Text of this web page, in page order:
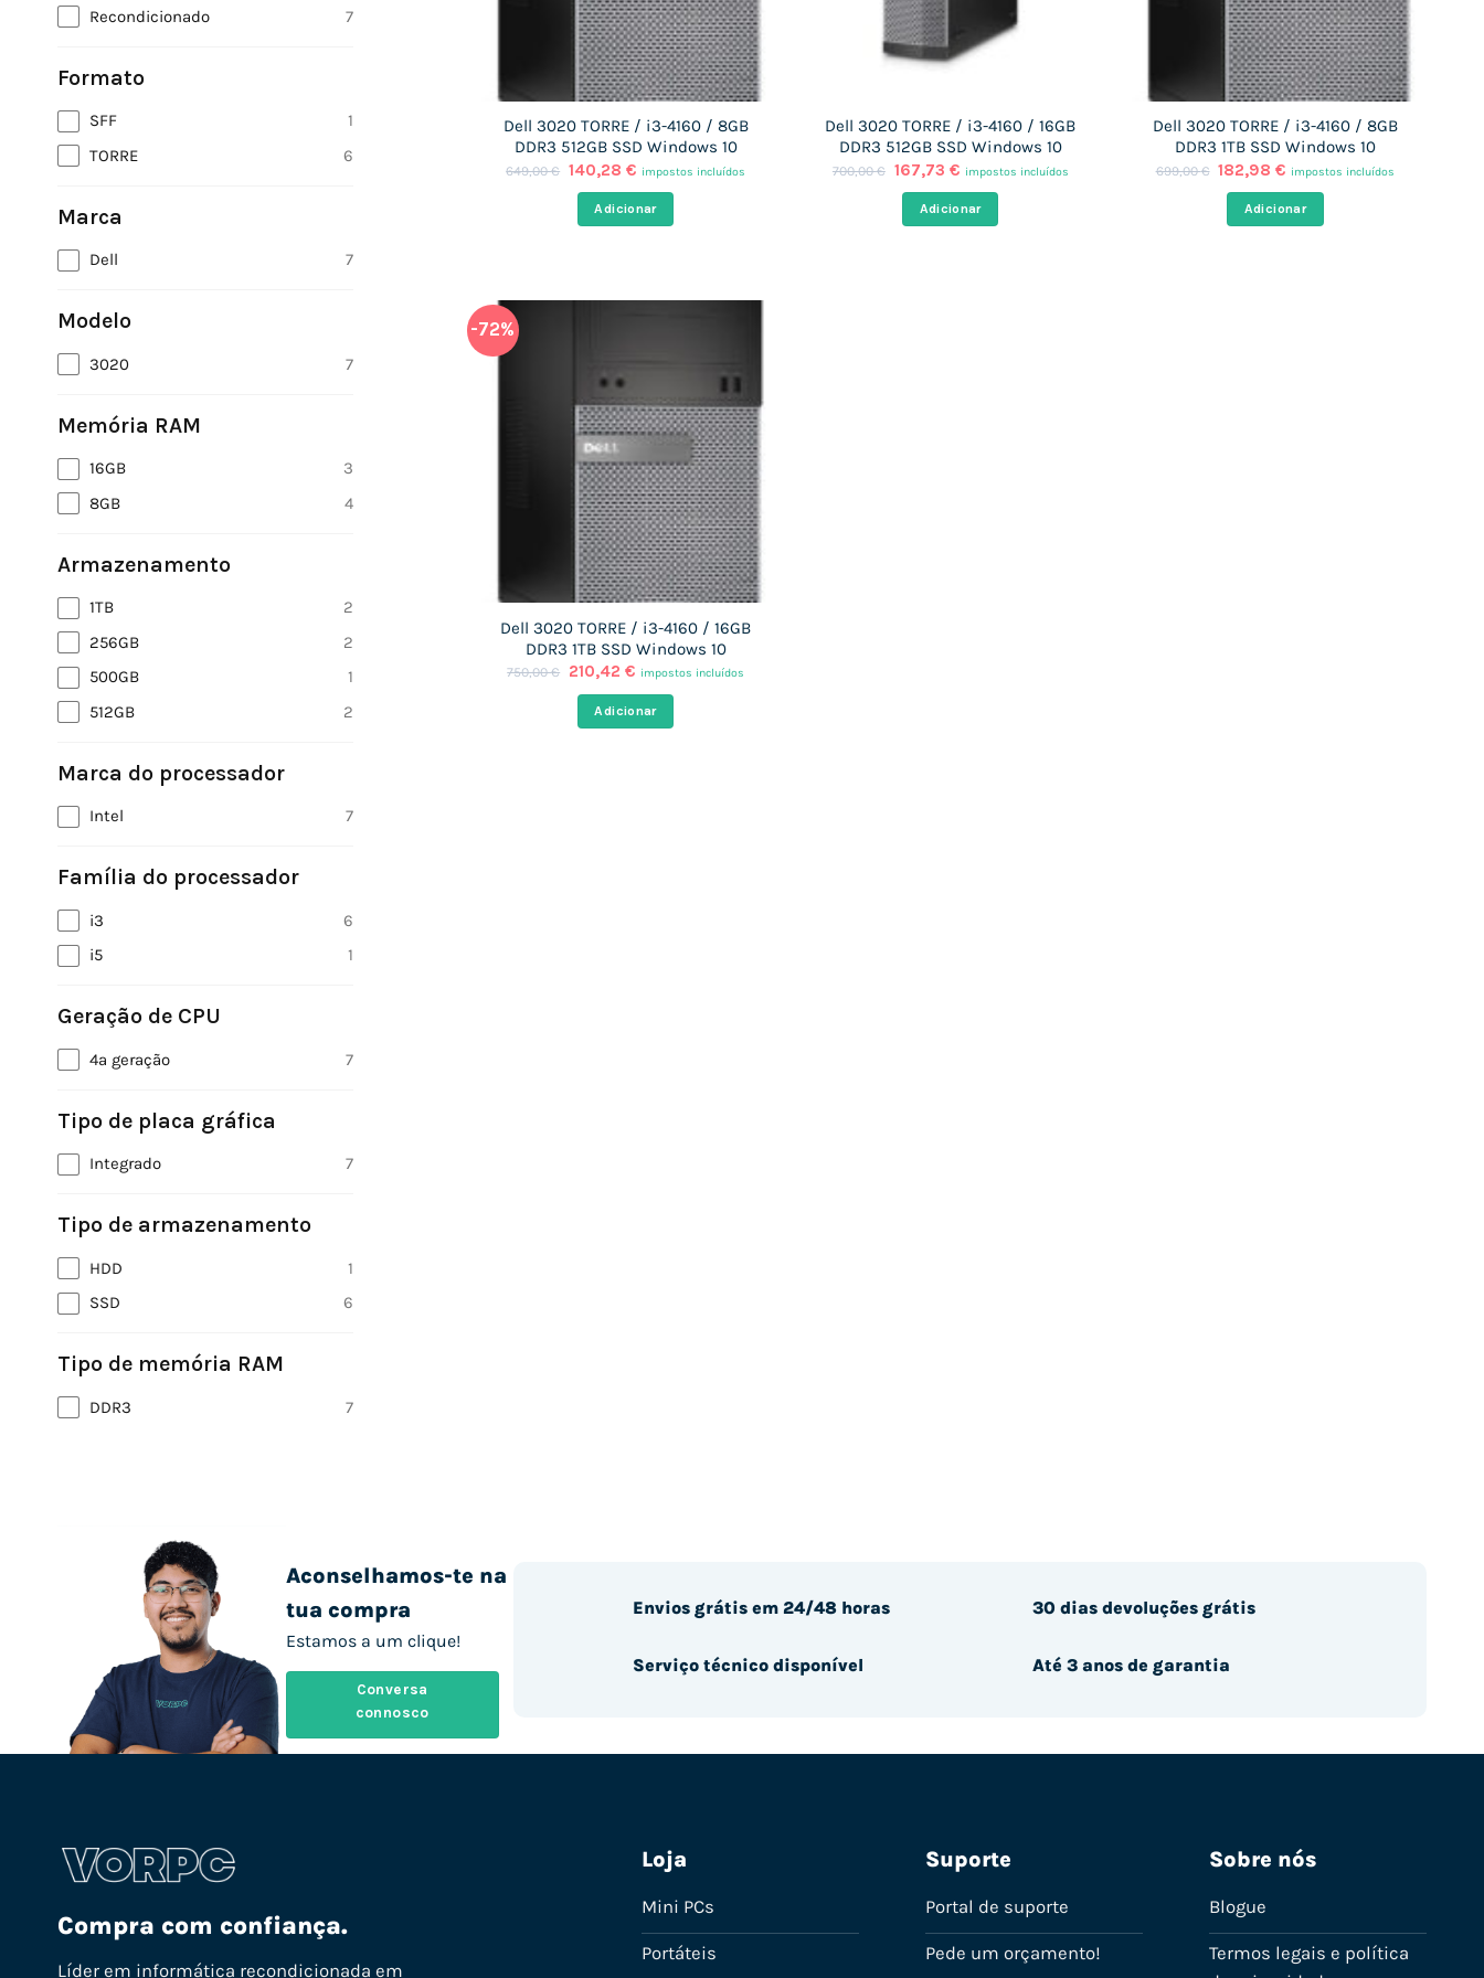
Recondicionado 7
Formato
SFF
1
TORRE
6
Marca
Dell 7
Modelo
3020 7
Memória RAM
16GB
3
8GB
4
Armazenamento
1TB
2
256GB
2
500GB
1
512GB
2
Marca do processador
Intel 7
Família do processador
i3
6
i5
1
Geração de CPU
4ª geração 7
Tipo de placa gráfica
Integrado 7
Tipo de armazenamento
HDD
1
SSD
6
Tipo de memória RAM
DDR3 7
Dell 3020 TORRE / i3-4160 / 8GB
DDR3 512GB SSD Windows 10
649,00€ O
original
era:
140,28 €O
preço
atual
é:
impostos incluídos
Adicionar
Dell 3020 TORRE / i3-4160 / 16GB
DDR3 512GB SSD Windows 10
700,00€ O
original
era:
167,73 €O
preço
atual
é:
impostos incluídos
Adicionar
Dell 3020 TORRE / i3-4160 / 8GB
DDR3 1TB SSD Windows 10
699,00€ O
original
era:
182,98€ O
preço
atual
é:
impostos incluídos
Adicionar
-72%
Dell 3020 TORRE / i3-4160 / 16GB
DDR3 1TB SSD Windows 10
750,00€
O
original
era:
210,42 €O
atual
é:
impostos incluídos
Adicionar
Aconselhamos-te na
tua compra
Estamos a um clique!
Conversa
connosco
Envios grátis em 24/48 horas
Serviço técnico disponível
30 dias devoluções grátis
Até 3 anos de garantia
Compra com confiança.
Líder em informática recondicionada em
Loja
Mini PCs
Portáteis
Suporte
Portal de suporte
Pede um orçamento!
Sobre nós
Blogue
Termos legais e política